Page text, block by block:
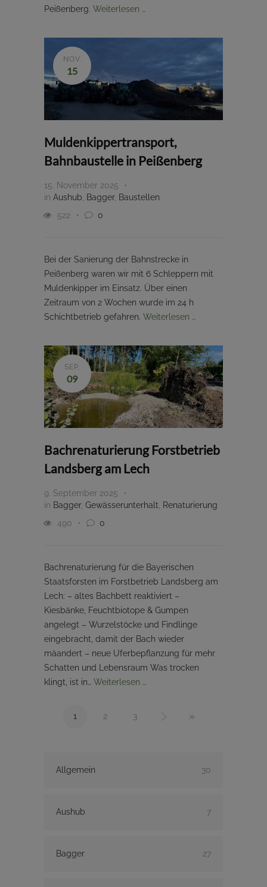
Peißenberg. Weiterlesen …
NOV.
15
Muldenkippertransport,
Bahnbaustelle in Peißenberg
15. November 2025
in Aushub Bagger, Baustellen
522
0
Bei der Sanierung der Bahnstrecke in
Peißenberg waren wir mit 6 Schleppern mit
Muldenkipper im Einsatz. Über einen
Zeitraum von 2 Wochen wurde im 24 h
Schichtbetrieb gefahren. Weiterlesen …
SEP.
09
Bachrenaturierung Forstbetrieb
Landsberg am Lech
9. September 2025
in Bagger, Gewässerunterhalt
Renaturierung
490
0
Bachrenaturierung für die Bayerischen
Staatsforsten im Forstbetrieb Landsberg am
Lech: – altes Bachbett reaktiviert –
Kiesbänke, Feuchtbiotope & Gumpen
angelegt – Wurzelstöcke und Findlinge
eingebracht, damit der Bach wieder
mäandert – neue Uferbepflanzung für mehr
Schatten und Lebensraum Was trocken
klingt, ist in… Weiterlesen …
1 2 3 »
Allgemein 30
Aushub 7
Bagger 27